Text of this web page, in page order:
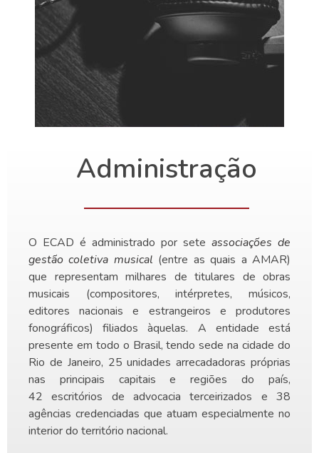
Administração
O ECAD é administrado por sete associações de
gestão coletiva musical​ (entre as quais a AMAR)
que represe​​​​​​​​​​​​​​​​​​​​​​​​​​​​​​​ntam milhares de titulares de obras
musicais (compositores, intérpretes, músicos,
editores nacionais e estrangeiros e produtores
fonográficos) filiados àquelas. A entidade está
presente em todo o Brasil, tendo sede na cidade do
Rio de Janeiro, 25 unidades arrecadadoras próprias
nas principais capitais e regiões do país,
42 escritórios de advocacia terceirizados e 38
agências credenciadas que atuam especialmente no
interior do território nacional.